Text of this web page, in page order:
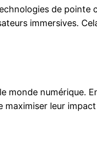
de pointe
immersives.
monde numérique.
maximiser leur